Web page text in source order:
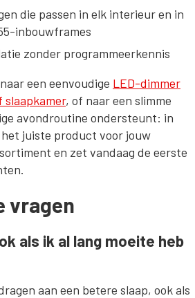
die passen in elk interieur en in
inbouwframes
zonder programmeerkennis
een eenvoudige LED-dimmer
slaapkamer, of naar een slimme
avondroutine ondersteunt: in
juiste product voor jouw
en zet vandaag de eerste
vragen
als ik al lang moeite heb
aan een betere slaap, ook als